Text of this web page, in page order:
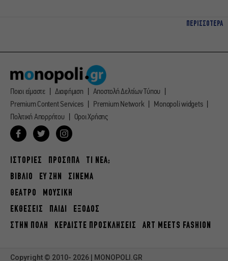
ΠΕΡΙΣΣΟΤΕΡΑ
Ποιοι είμαστε Διαφήμιση
Αποστολή Δελτίων Τύπου
Premium Content Services
Premium Network
Monopoli widgets
Πολιτική Απορρήτου
Οροι Χρήσης
ΙΣΤΟΡΙΕΣ ΠΡΟΣΩΠΑ
ΤΙ ΝΕΑ;
ΒΙΒΛΙΟ
ΕΥ ΖΗΝ
ΣΙΝΕΜΑ
ΘΕΑΤΡΟ
ΜΟΥΣΙΚΗ
ΕΚΘΕΣΕΙΣ
ΠΑΙΔΙ
ΕΞΟΔΟΣ
ΣΤΗΝ ΠΟΛΗ
ΚΕΡΔΙΣΤΕ ΠΡΟΣΚΛΗΣΕΙΣ ART MEETS FASHION
Copyright © 2010- 2026 | MONOPOLI.GR